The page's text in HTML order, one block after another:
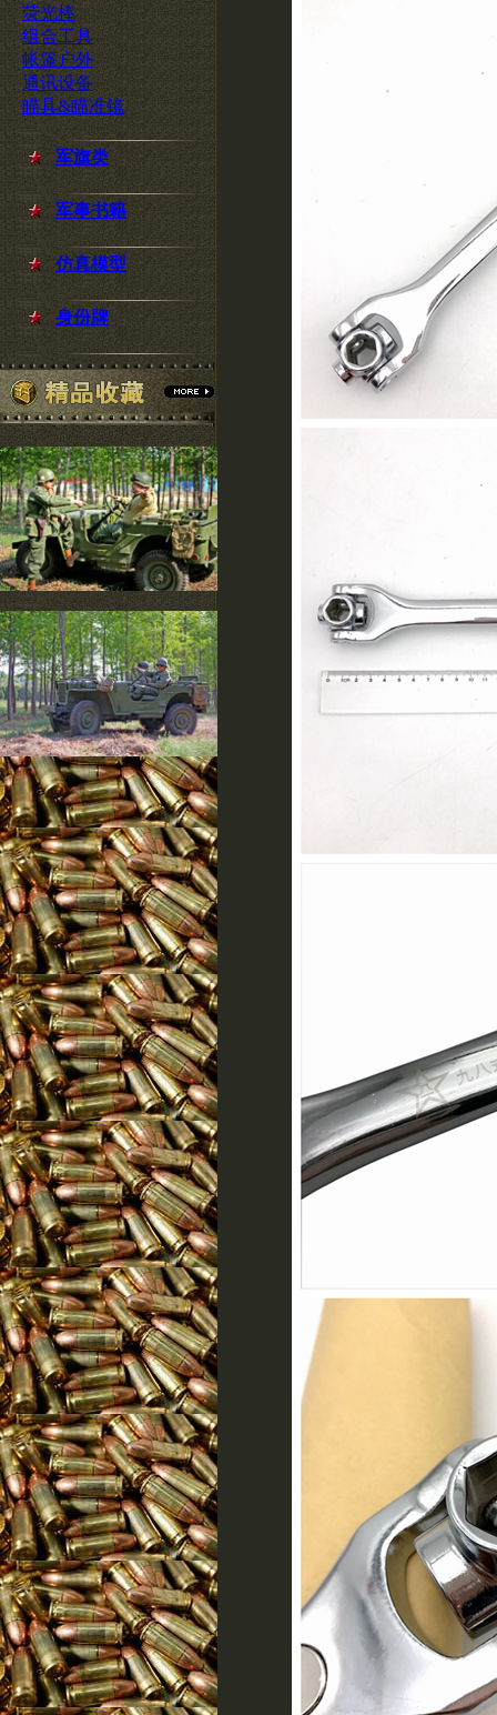
荧光棒
组合工具
帐篷户外
通讯设备
瞄具&瞄准镜
军旗类
军事书籍
仿真模型
身份牌